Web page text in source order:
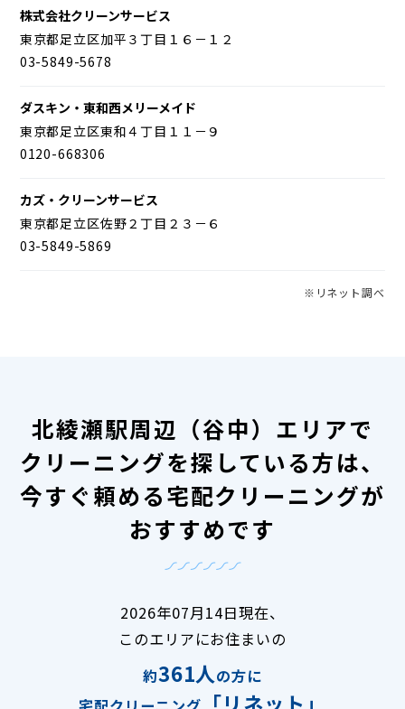
株式会社クリーンサービス
東京都足立区加平３丁目１６－１２
03-5849-5678
ダスキン・東和西メリーメイド
東京都足立区東和４丁目１１－９
0120-668306
カズ・クリーンサービス
東京都足立区佐野２丁目２３－６
03-5849-5869
※リネット調べ
北綾瀬駅周辺（谷中）エリアで
クリーニングを探している方は、
今すぐ頼める宅配クリーニングが
おすすめです
2026年07月14日現在、
このエリアにお住まいの
約361人の方に
「リネット」